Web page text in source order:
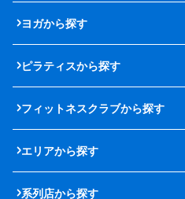
ヨガから探す
ピラティスから探す
フィットネスクラブから探す
エリアから探す
系列店から探す